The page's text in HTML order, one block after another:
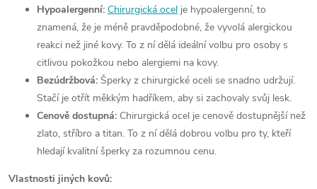
Hypoalergenní: Chirurgická ocel je hypoalergenní, to
znamená, že je méně pravděpodobné, že vyvolá alergickou
reakci než jiné kovy. To z ní dělá ideální volbu pro osoby s
citlivou pokožkou nebo alergiemi na kovy.
Bezúdržbová: Šperky z chirurgické oceli se snadno udržují.
Stačí je otřít měkkým hadříkem, aby si zachovaly svůj lesk.
Cenově dostupná: Chirurgická ocel je cenově dostupnější než
zlato, stříbro a titan. To z ní dělá dobrou volbu pro ty, kteří
hledají kvalitní šperky za rozumnou cenu.
Vlastnosti jiných kovů: